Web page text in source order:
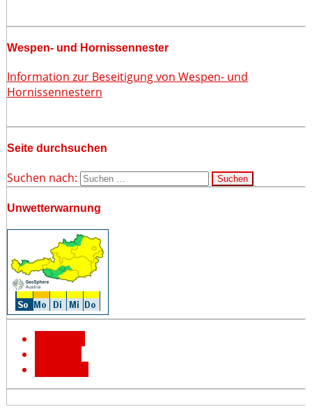
Wespen- und Hornissennester
Information zur Beseitigung von Wespen- und
Hornissennestern
Seite durchsuchen
Suchen nach:
Unwetterwarnung